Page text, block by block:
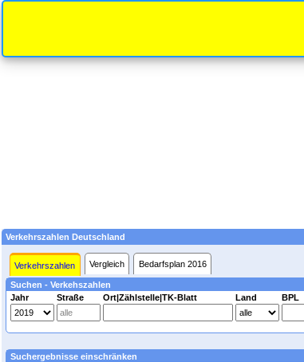
Verkehrszahlen Deutschland
Verkehrszahlen Vergleich Bedarfsplan 2016
Suchen - Verkehszahlen
Jahr
Straße Ort|Zählstelle|TK-Blatt Land BPL
Suchergebnisse einschränken